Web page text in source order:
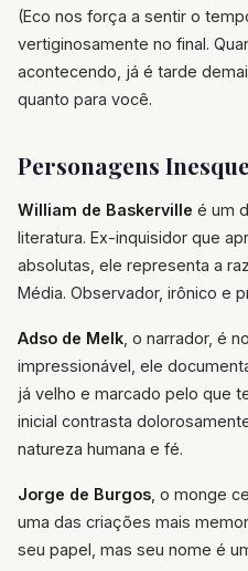
(Eco nos força a sentir o
vertiginosamente no final.
acontecendo, já é tarde
quanto para você.
Personagens
William de Baskerville é um
literatura. Ex-inquisidor que
absolutas, ele representa a
Média. Observador, irônico e
Adso de Melk , o narrador, é
impressionável, ele
já velho e marcado pelo que
inicial contrasta
natureza humana e fé.
Jorge de Burgos , o monge
uma das criações mais
seu papel, mas seu nome é